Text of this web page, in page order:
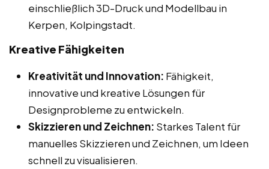
einschließlich 3D-Druck und Modellbau in
Kerpen, Kolpingstadt.
Kreative Fähigkeiten
Kreativität und Innovation: Fähigkeit,
innovative und kreative Lösungen für
Designprobleme zu entwickeln.
Skizzieren und Zeichnen: Starkes Talent für
manuelles Skizzieren und Zeichnen, um Ideen
schnell zu visualisieren.